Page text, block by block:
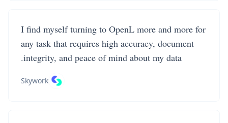
I find myself turning to OpenL more and more for
any task that requires high accuracy, document
integrity, and peace of mind about my data.
Skywork